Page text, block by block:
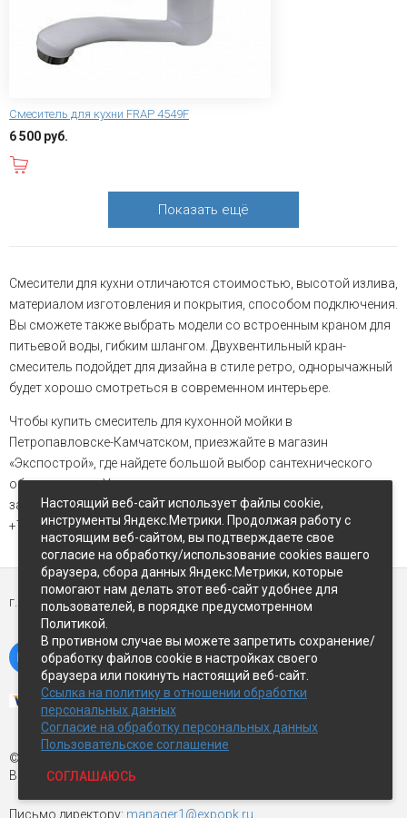
Смеситель для кухни FRAP 4549F
6 500 руб.
Показать ещё
Смесители для кухни отличаются стоимостью, высотой излива,
материалом изготовления и покрытия, способом подключения.
Вы сможете также выбрать модели со встроенным краном для
питьевой воды, гибким шлангом. Двухвентильный кран-
смеситель подойдет для дизайна в стиле ретро, однорычажный
будет хорошо смотреться в современном интерьере.
Чтобы купить смеситель для кухонной мойки в
Петропавловске-Камчатском, приезжайте в магазин
«Экспострой», где найдете большой выбор сантехнического
оборудования. Узнать о наличие товаров, уточнить цену и
задать интересующие вопросы можно менеджеру по телефону:
+7 (4152)22-05-22.
г. Петропавловск-Камчатский,ул Восточное-шоссе, д.5
© Экспострой, 2026 г.
Все права защищены
Письмо директору: manager1@expopk.ru
Настоящий веб-сайт использует файлы cookie,
инструменты Яндекс.Метрики. Продолжая работу с
настоящим веб-сайтом, вы подтверждаете свое
согласие на обработку/использование cookies вашего
браузера, сбора данных Яндекс.Метрики, которые
помогают нам делать этот веб-сайт удобнее для
пользователей, в порядке предусмотренном
Политикой.
В противном случае вы можете запретить сохранение/
обработку файлов cookie в настройках своего
браузера или покинуть настоящий веб-сайт.
Ссылка на политику в отношении обработки
персональных данных
Согласие на обработку персональных данных
Пользовательское соглашение
СОГЛАШАЮСЬ